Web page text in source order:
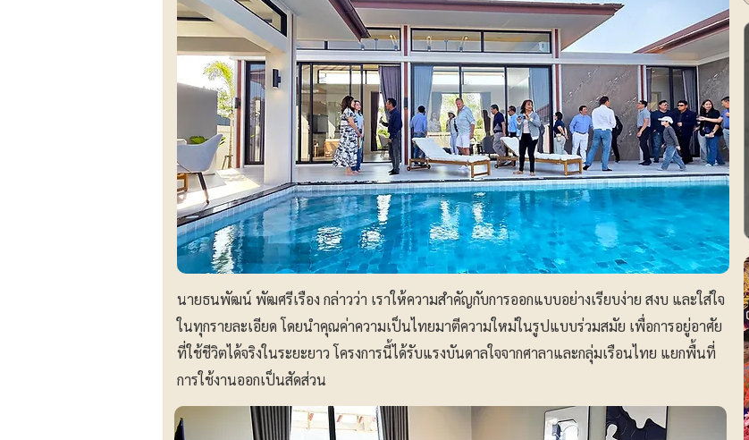
นายธนพัฒน์ พัฒศรีเรือง กล่าวว่า เราให้ความสำคัญกับการออกแบบอย่างเรียบง่าย สงบ และใส่ใจ
ในทุกรายละเอียด โดยนำคุณค่าความเป็นไทยมาตีความใหม่ในรูปแบบร่วมสมัย เพื่อการอยู่อาศัย
ที่ใช้ชีวิตได้จริงในระยะยาว โครงการนี้ได้รับแรงบันดาลใจจากศาลาและกลุ่มเรือนไทย แยกพื้นที่
การใช้งานออกเป็นสัดส่วน